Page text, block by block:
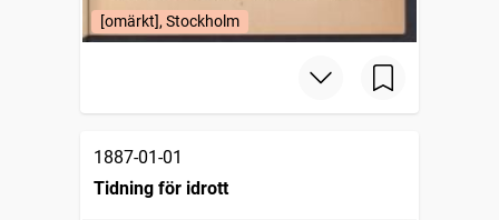
[omärkt], Stockholm
1887-01-01
Tidning för idrott